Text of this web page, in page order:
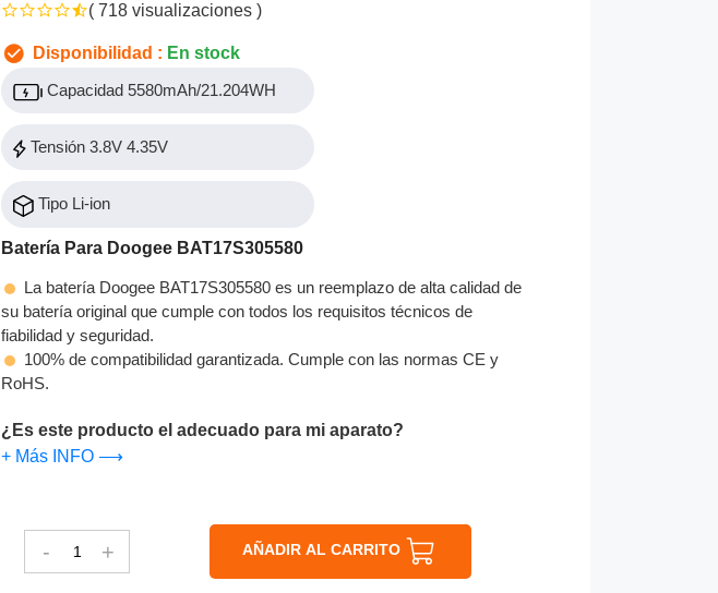
( 718 visualizaciones )
Disponibilidad : En stock
Capacidad 5580mAh/21.204WH
Tensión 3.8V 4.35V
Tipo Li-ion
Batería Para Doogee BAT17S305580
La batería Doogee BAT17S305580 es un reemplazo de alta calidad de
su batería original que cumple con todos los requisitos técnicos de
fiabilidad y seguridad.
100% de compatibilidad garantizada. Cumple con las normas CE y
RoHS.
¿Es este producto el adecuado para mi aparato?
+ Más INFO ⟶
- + AÑADIR AL CARRITO